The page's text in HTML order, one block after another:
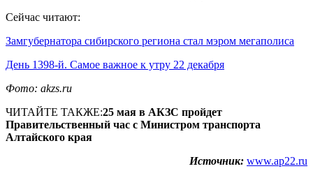
Сейчас читают:
Замгубернатора сибирского региона стал мэром мегаполиса
День 1398-й. Самое важное к утру 22 декабря
Фото: akzs.ru
ЧИТАЙТЕ ТАКЖЕ:25 мая в АКЗС пройдет
Правительственный час с Министром транспорта
Алтайского края
Источник: www.ap22.ru